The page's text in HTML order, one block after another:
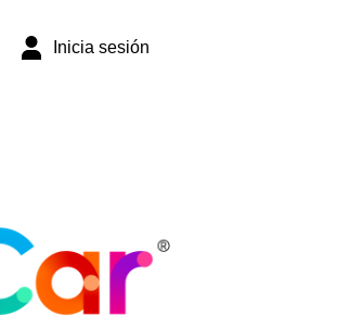
Inicia sesión